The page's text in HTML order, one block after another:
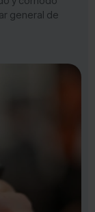
general de